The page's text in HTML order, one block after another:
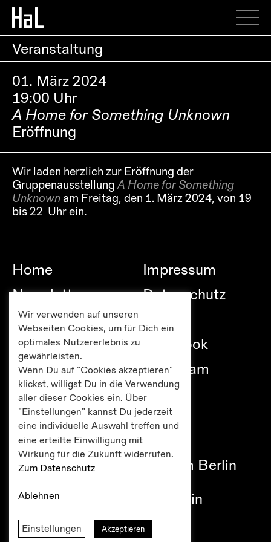
Veranstaltung
01. März 2024
19:00 Uhr
A Home for Something Unknown
Eröffnung
Wir laden herzlich zur Eröffnung der
GruppenausstellungA Home for Something
Unknown am Freitag, den 1. März 2024, von 19
bis 22 Uhr ein.
Home
Newsletter
Besuch
Publikationen
Editionen
Presse
Impressum
Datenschutz
Facebook
Instagram
Haus am Lützowplatz
Fördererkreis Kulturzentrum Berlin
Lützowplatz 9 / 10785 Berlin
Tel +49 30 261 38 05
office@hal-berlin.de
Wir verwenden auf unseren
Webseiten Cookies, um für Dich ein
optimales Nutzererlebnis zu
gewährleisten.
Wenn Du auf "Cookies akzeptieren"
klickst, willigst Du in die Verwendung
aller dieser Cookies ein. Über
"Einstellungen" kannst Du jederzeit
eine individuelle Auswahl treffen und
eine erteilte Einwilligung mit
Wirkung für die Zukunft widerrufen.
Zum Datenschutz
Ablehnen
Einstellungen Akzeptieren